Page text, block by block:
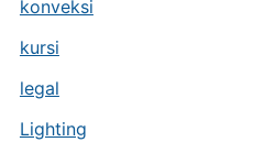
konveksi
kursi
legal
Lighting